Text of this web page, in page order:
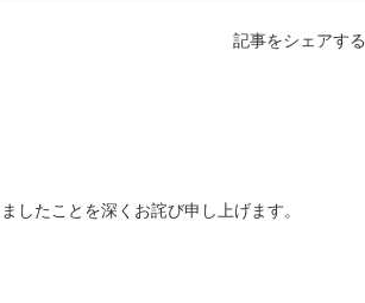
記事をシェアする
したことを深くお詫び申し上げます。